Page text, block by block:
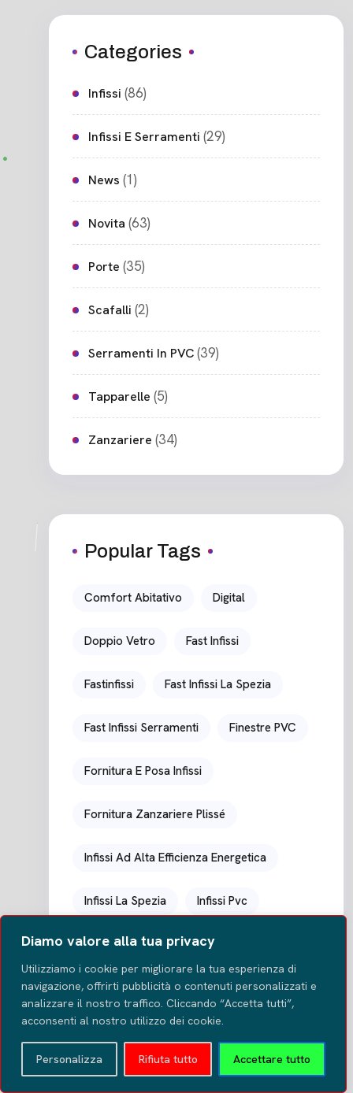
Diamo valore alla tua privacy
Utilizziamo i cookie per migliorare la tua esperienza di
navigazione, offrirti pubblicità o contenuti personalizzati e
analizzare il nostro traffico. Cliccando “Accetta tutti”,
acconsenti al nostro utilizzo dei cookie.
Personalizza Rifiuta tutto Accettare tutto
Categories
Infissi (86)
Infissi E Serramenti (29)
News (1)
Novita (63)
Porte (35)
Scafalli (2)
Serramenti In PVC(39)
Tapparelle (5)
Zanzariere (34)
Popular Tags
Comfort Abitativo Digital
Doppio Vetro Fast Infissi
Fastinfissi Fast Infissi La Spezia
Fast Infissi Serramenti Finestre PVC
Fornitura E Posa Infissi
Fornitura Zanzariere Plissé
Infissi Ad Alta Efficienza Energetica
Infissi La Spezia Infissi Pvc
Infissi Pvc Carrara
Infissi PVC Doppio Vetro
Installazione Infissi La Spezia